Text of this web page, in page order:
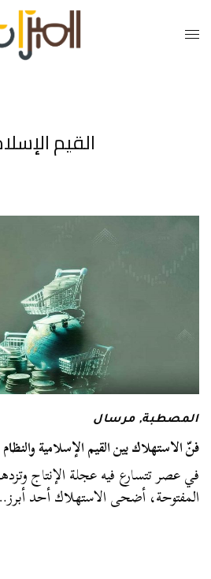
القيم
المصطبة,مرسال
فنّ الاستهلاك بين القيم الإسلامية
في عصر تتسارع فيه عجلة الإنتاج
المفتوحة، أضحى الاستهلاك أحد